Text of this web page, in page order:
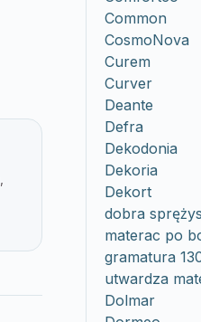
Common
CosmoNova
Curem
Curver
Deante
Defra
Dekodonia
Dekoria
Dekort
dobra
materac po
gramatura
utwardza
Dolmar